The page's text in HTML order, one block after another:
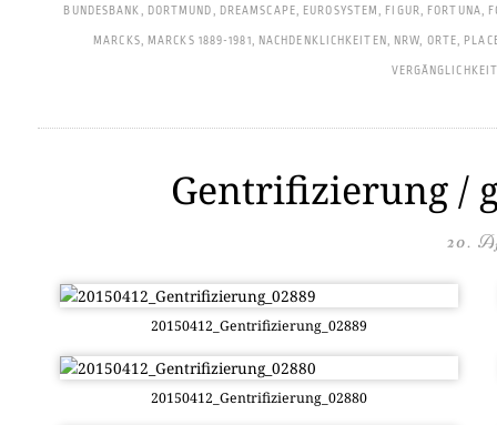
BUNDESBANK, DORTMUND, DREAMSCAPE, EUROSYSTEM, FIGUR, FORTUNA,
MARCKS, MARCKS 1889-1981, NACHDENKLICHKEITEN, NRW, ORTE,
VERGÄNGLICHKEIT
Gentrifizierung /
20.
20150412_Gentrifizierung_02889
20150412_Gentrifizierung_02880